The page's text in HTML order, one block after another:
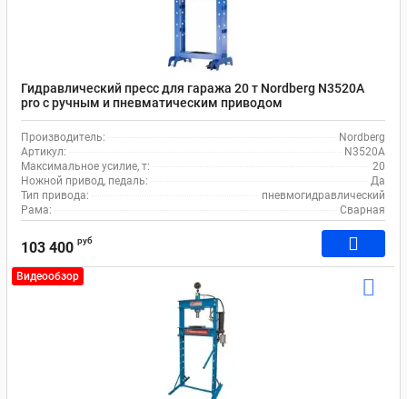
Гидравлический пресс для гаража 20 т Nordberg N3520A
pro с ручным и пневматическим приводом
Производитель:
Nordberg
Артикул:
N3520A
Максимальное усилие, т:
20
Ножной привод, педаль:
Да
Тип привода:
пневмогидравлический
Рама:
Сварная
103 400 руб
Видеообзор